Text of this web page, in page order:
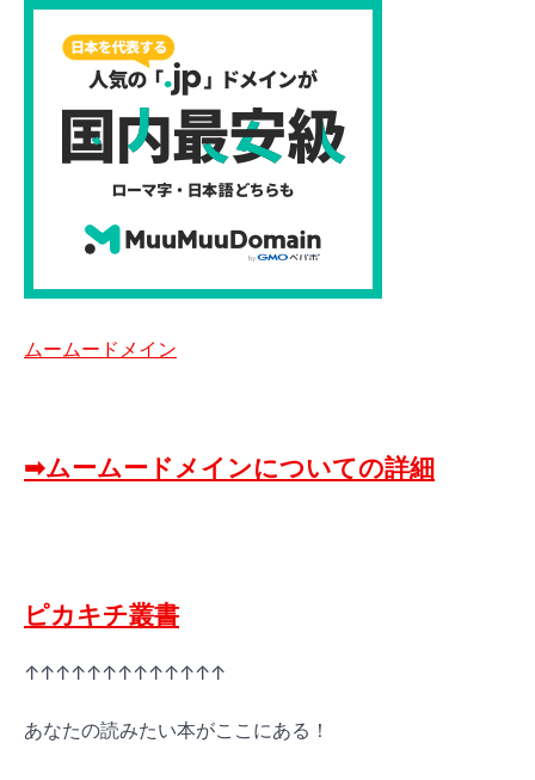
ムームードメイン
➡ムームードメインについての詳細
ピカキチ叢書
↑↑↑↑↑↑↑↑↑↑↑↑↑
あなたの読みたい本がここにある！